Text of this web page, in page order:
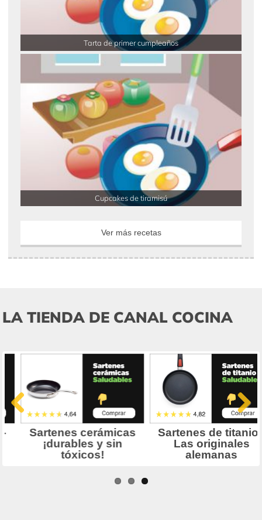
Tarta de primer cumpleaños
Cupcakes de tiramisú
Ver más recetas
LA TIENDA DE CANAL COCINA